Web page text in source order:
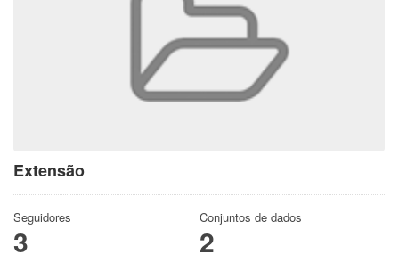
Extensão
Seguidores
3
Conjuntos de dados
2